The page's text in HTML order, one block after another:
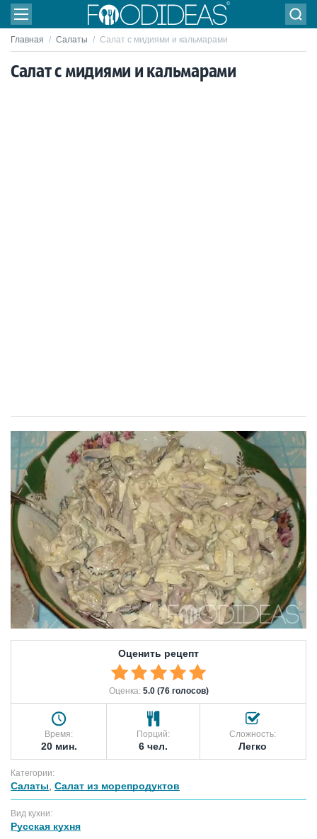
Главная / Салаты / Салат с мидиями и кальмарами
Салат с мидиями и кальмарами
Оценить рецепт
Оценка: 5.0 (76 голосов)
Время:
20 мин.
Порций:
6 чел.
Сложность:
Легко
Категории:
Салаты Салат из морепродуктов
Вид кухни:
Русская кухня